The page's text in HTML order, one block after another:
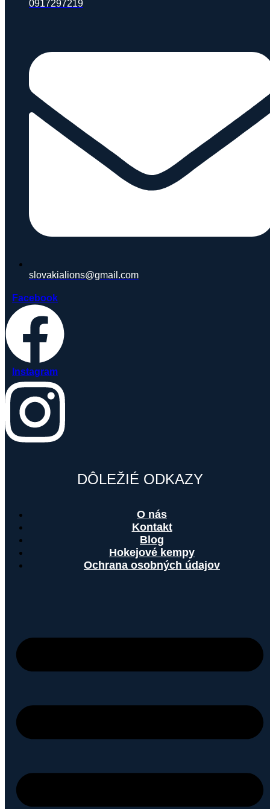
0917297219
slovakialions@gmail.com
Facebook
Instagram
DÔLEŽIÉ ODKAZY
O nás
Kontakt
Blog
Hokejové kempy
Ochrana osobných údajov